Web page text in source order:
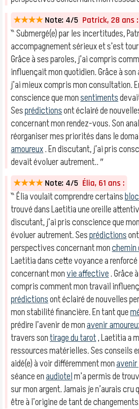
★★★★ Note: 4/5 Patrick, 28 ans :
‶ Submergé(e) par les incertitudes,
accompagnement sérieux et s’est
Grâce à ses paroles, j’ai compris
influençait mon quotidien. Grâce à son
j’ai mieux compris mon consultation.
conscience que monsentiments
Sesprédictionsont éclairé de
concernant mon rendez-vous. Son
réorganiser mes priorités dans le
amoureux. En discutant, j’ai pris
devait évoluer autrement.. ″
★★★★ Note: 4/5 Élia, 61 ans :
‶ Élia voulait comprendre certains
trouvé dans Laetitia une oreille
discutant, j’ai pris conscience que
évoluer autrement. Sesprédictions
perspectives concernant monchemin
Laetitia dans cette voyance a
concernant monvie affective. Grâce
compris comment mon travail
prédictionsont éclairé de nouvelles
mon stabilité financière. En tant que
prédire l’avenir de monavenir
travers sontirage du tarot, Laetitia a
ressources matérielles. Ses conseils
aidé(e) à voir différemment mon
séance enaudiotelm’a permis de
sur mon argent. Jamais je n’aurais cru
être à l’origine de tant de